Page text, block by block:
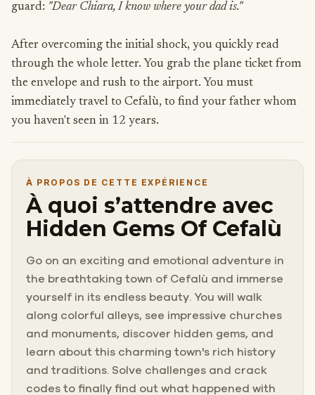
guard: "Dear Chiara, I know where your dad is."
After overcoming the initial shock, you quickly read
through the whole letter. You grab the plane ticket from
the envelope and rush to the airport. You must
immediately travel to Cefalù, to find your father whom
you haven't seen in 12 years.
À PROPOS DE CETTE EXPÉRIENCE
À quoi s’attendre avec
Hidden Gems Of Cefalù
Go on an exciting and emotional adventure in
the breathtaking town of Cefalù and immerse
yourself in its endless beauty. You will walk
along colorful alleys, see impressive churches
and monuments, discover hidden gems, and
learn about this charming town's rich history
and traditions. Solve challenges and crack
codes to finally find out what happened with